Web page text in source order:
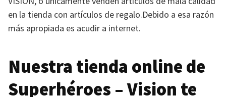
en la tienda con artículos de regalo.Debido a esa razón
más apropiada es acudir a internet.
Nuestra tienda online de
Superhéroes – Vision te